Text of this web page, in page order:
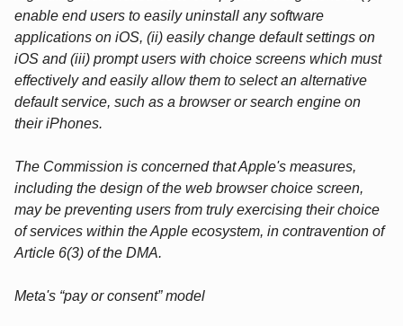
enable end users to easily uninstall any software
applications on iOS, (ii) easily change default settings on
iOS and (iii) prompt users with choice screens which must
effectively and easily allow them to select an alternative
default service, such as a browser or search engine on
their iPhones.
The Commission is concerned that Apple's measures,
including the design of the web browser choice screen,
may be preventing users from truly exercising their choice
of services within the Apple ecosystem, in contravention of
Article 6(3) of the DMA.
Meta's “pay or consent” model